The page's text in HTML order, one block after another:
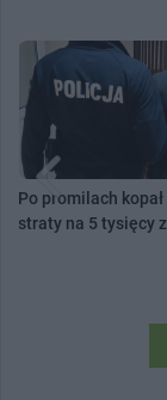
Po promilach
straty na 5 tysięcy